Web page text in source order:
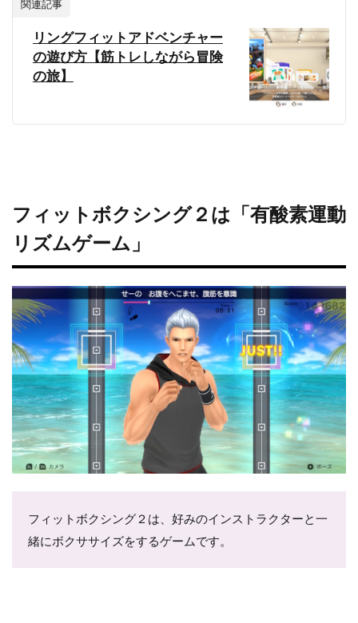
関連記事
リングフィットアドベンチャー
の遊び方【筋トレしながら冒険
の旅】
フィットボクシング２は「有酸素運動
リズムゲーム」
フィットボクシング２は、好みのインストラクターと一
緒にボクササイズをするゲームです。